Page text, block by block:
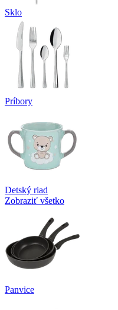
Sklo
Príbory
Detský riad
Zobraziť všetko
Panvice